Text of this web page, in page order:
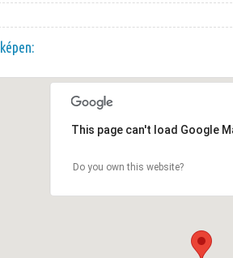
This page can't load Google
Do you own this website?